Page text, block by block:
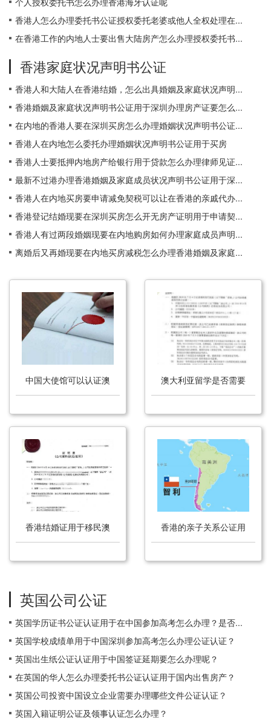
香港人怎么办理委托书公证授权委托老婆或他人全权处理在...
在香港工作的内地人士要出售大陆房产怎么办理授权委托书...
香港家庭状况声明书公证
香港人和大陆人在香港结婚，怎么出具婚姻及家庭状况声明...
香港婚姻及家庭状况声明书公证用于深圳办理房产证要怎么...
在内地的香港人要在深圳买房怎么办理婚姻状况声明书公证...
香港人在内地怎么委托办理婚姻状况声明书公证用于买房
香港人士要抵押内地房产给银行用于贷款怎么办理律师见证...
最新不过港办理香港婚姻及家庭成员状况声明书公证用于深...
香港人在内地买房要申请减免契税可以让在香港的亲戚代办...
香港登记结婚现要在深圳买房怎么开无房产证明用于申请契...
香港人有过两段婚姻现要在内地购房如何办理家庭成员声明...
离婚后又再婚现要在内地买房减税怎么办理香港婚姻及家庭...
中国大使馆可以认证澳
大利亚的结婚证吗？
澳大利亚留学是否需要
办理无犯罪公证？
香港结婚证用于移民澳
大利亚怎么办理公证？
香港的亲子关系公证用
于澳大利亚旅游怎么办
理公证？
英国公司公证
英国学历证书公证认证用于在中国参加高考怎么办理？是否...
英国学校成绩单用于中国深圳参加高考怎么办理公证认证？
英国出生纸公证认证用于中国签证延期要怎么办理呢？
在英国的华人怎么办理委托书公证认证用于国内出售房产？
英国公司投资中国设立企业需要办理哪些文件公证认证？
英国入籍证明公证及领事认证怎么办理？